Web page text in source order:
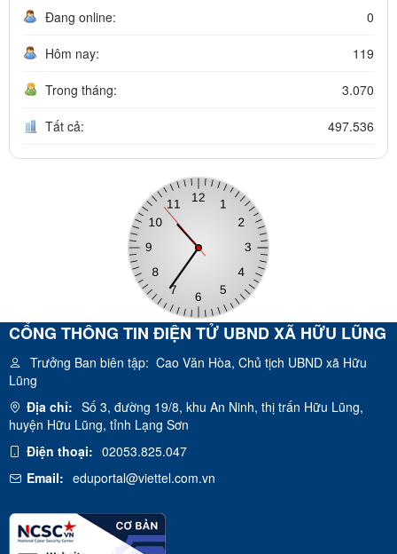
Đang online: 0
Hôm nay: 119
Trong tháng: 3.070
Tất cả: 497.536
CỔNG THÔNG TIN ĐIỆN TỬ UBND XÃ HỮU LŨNG
Trưởng Ban biên tập: Cao Văn Hòa, Chủ tịch UBND xã Hữu
Lũng
Địa chỉ: Số 3, đường 19/8, khu An Ninh, thị trấn Hữu Lũng,
huyện Hữu Lũng, tỉnh Lạng Sơn
Điện thoại: 02053.825.047
Email: eduportal@viettel.com.vn